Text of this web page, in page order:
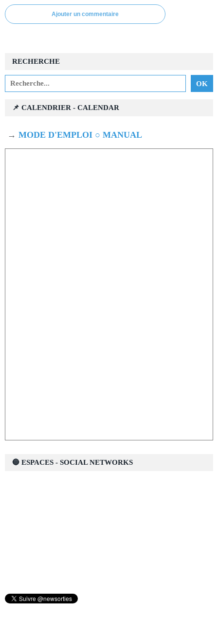
Ajouter un commentaire
RECHERCHE
📌 CALENDRIER - CALENDAR
→ MODE D'EMPLOI ○ MANUAL
🔵 ESPACES - SOCIAL NETWORKS